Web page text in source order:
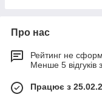
Про нас
Рейтинг не
Менше 5 відгуків
Працює з